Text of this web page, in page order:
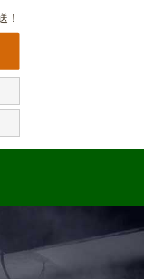
！